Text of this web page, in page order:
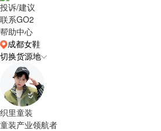
投诉/建议
联系GO2
帮助中心
成都女鞋
切换货源地
织里童装
童装产业领航者